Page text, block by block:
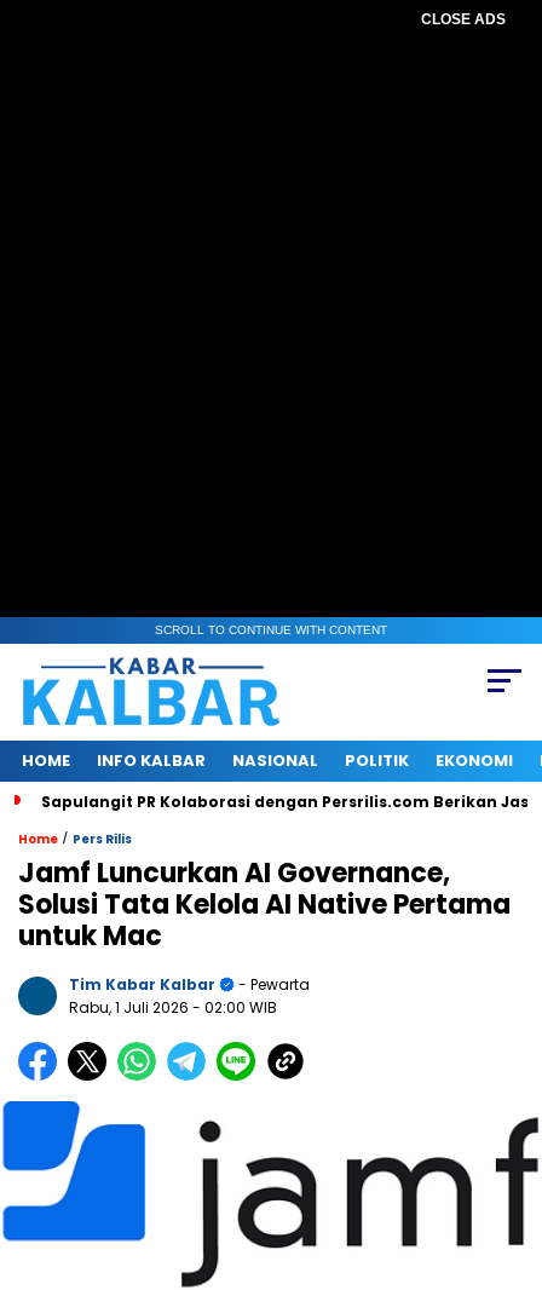
CLOSE ADS
SCROLL TO CONTINUE WITH CONTENT
HOME INFO KALBAR NASIONAL POLITIK EKONOMI
Sapulangit PR Kolaborasi dengan Persrilis.com Berikan
Home / Pers Rilis
Jamf Luncurkan AI Governance,
Solusi Tata Kelola AI Native Pertama
untuk Mac
Tim Kabar Kalbar
- Pewarta
Rabu, 1 Juli 2026 - 02:00 WIB